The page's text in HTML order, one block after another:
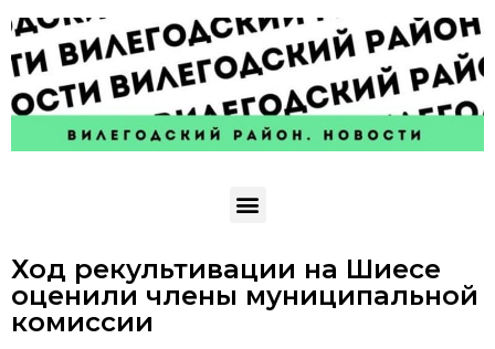
Ход рекультивации на Шиесе
оценили члены муниципальной
комиссии